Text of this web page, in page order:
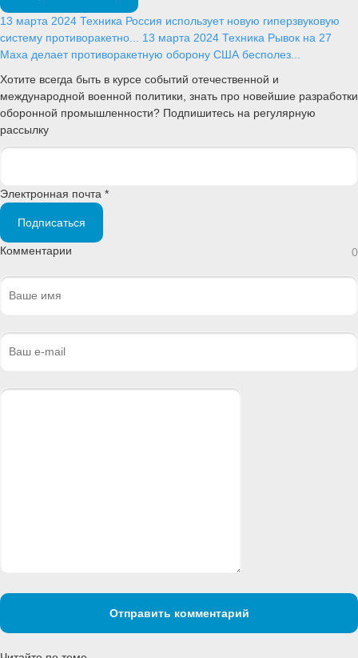
13 марта 2024 Техника Россия использует новую гиперзвуковую
систему противоракетно... 13 марта 2024 Техника Рывок на 27
Маха делает противоракетную оборону США бесполез...
Хотите всегда быть в курсе событий отечественной и
международной военной политики, знать про новейшие разработки
оборонной промышленности? Подпишитесь на регулярную
рассылку
Электронная почта *
Подписаться
Комментарии 0
Отправить комментарий